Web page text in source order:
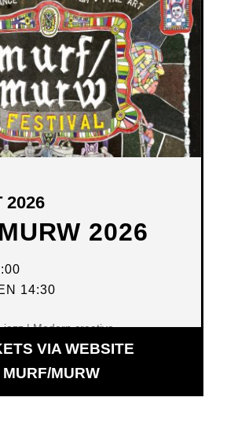
VENSTER
2026
2026
14:30
jazz | Modern creative
VIA WEBSITE
MURF/MURWOPENT
IN